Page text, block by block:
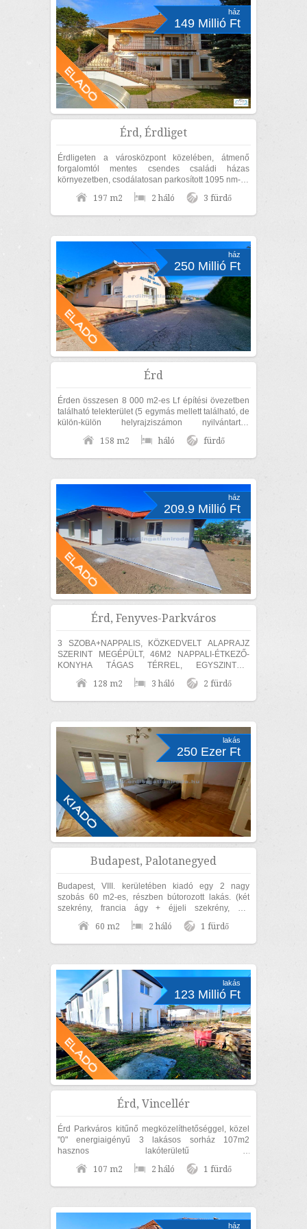
ház
149 Millió Ft
Érd, Érdliget
Érdligeten a városközpont közelében, átmenő
forgalomtól mentes csendes családi házas
környezetben, csodálatosan parkosított 1095 nm-es
díszkertben, nettó 170nm lakóterületű családi...
197 m2 2 háló 3 fürdő
ház
250 Millió Ft
Érd
Érden összesen 8 000 m2-es Lf építési övezetben
található telekterület (5 egymás mellett található, de
külön-külön helyrajziszámon nyilvántartott
területből áll), 158 m2-es...
158 m2 háló fürdő
ház
209.9 Millió Ft
Érd, Fenyves-Parkváros
3 SZOBA+NAPPALIS, KÖZKEDVELT ALAPRAJZ
SZERINT MEGÉPÜLT, 46M2 NAPPALI-ÉTKEZŐ-
KONYHA TÁGAS TÉRREL, EGYSZINTES,
MEDITERRÁN CSALÁDI HÁZ ELADÓ! Érden, a
Fenyves Parkvárosi részen 840m2...
128 m2 3 háló 2 fürdő
lakás
250 Ezer Ft
Budapest, Palotanegyed
Budapest, VIII. kerületében kiadó egy 2 nagy
szobás 60 m2-es, részben bútorozott lakás. (két
szekrény, francia ágy + éjjeli szekrény, ülő
garnitúra, étkező garnitúra). Az ingatlan...
60 m2 2 háló 1 fürdő
lakás
123 Millió Ft
Érd, Vincellér
Érd Parkváros kitűnő megközelíthetőséggel, közel
"0" energiaigényű 3 lakásos sorház 107m2
hasznos lakóterületű 2
szoba+nappalis+GARÁZSOS, belső kétszintes,
KÜLÖN UTCAFRONTI...
107 m2 2 háló 1 fürdő
ház